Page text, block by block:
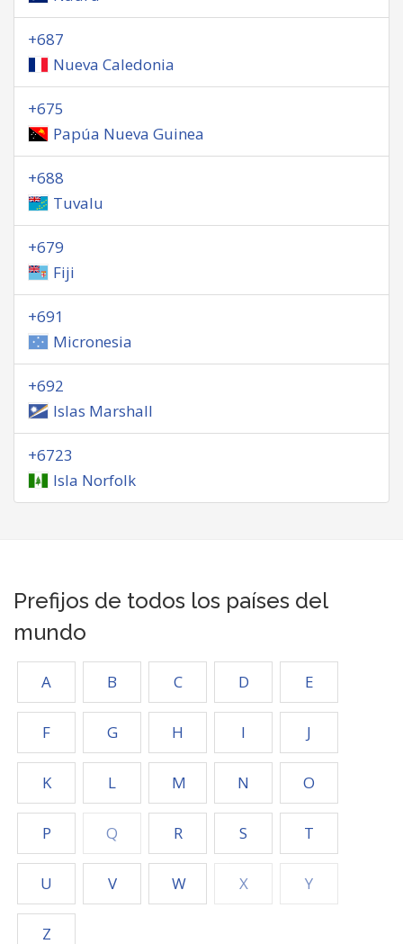
+687
Nueva Caledonia
+675
Papúa Nueva Guinea
+688
Tuvalu
+679
Fiji
+691
Micronesia
+692
Islas Marshall
+6723
Isla Norfolk
Prefijos de todos los países del
mundo
A B C D E
F G H I J
K L M N O
P Q R S T
U V W X Y
Z